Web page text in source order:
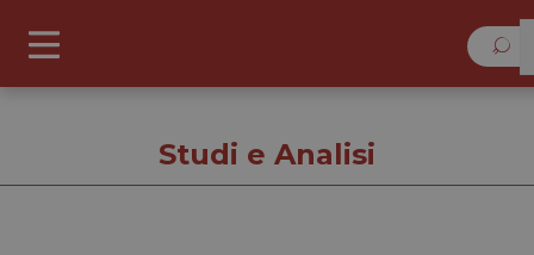
Studi e Analisi